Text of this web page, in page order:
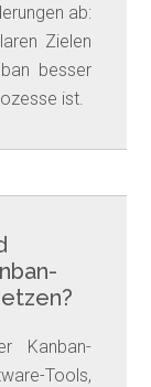
ab:
Zielen
besser
ist.
Kanban-
Tools,